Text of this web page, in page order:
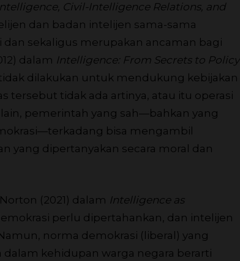
Civil-Intelligence Relations, and
dan badan intelijen sama-sama
sekaligus merupakan ancaman bagi
dalam Intelligence: From Secrets to Policy
dilakukan untuk mendukung kebijakan
tersebut tidak ada artinya, atau itu operasi
pemerintah yang sah—bahkan yang
bisa mengambil
yang dipertanyakan secara moral dan
(2021) dalam Intelligence as
perlu dipertahankan, dan intelijen
norma demokrasi (liberal) yang
kehidupan warga negara berarti